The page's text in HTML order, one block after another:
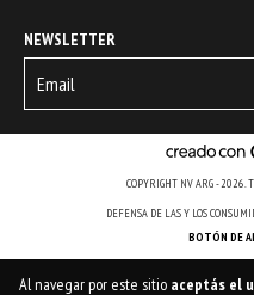
Al navegar por este sitio aceptás el
NEWSLETTER
COPYRIGHT NV ARG - 2026.
DEFENSA DE LAS Y LOS
BOTÓN DE